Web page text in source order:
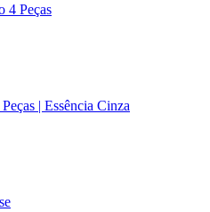
4 Peças
| Essência Cinza